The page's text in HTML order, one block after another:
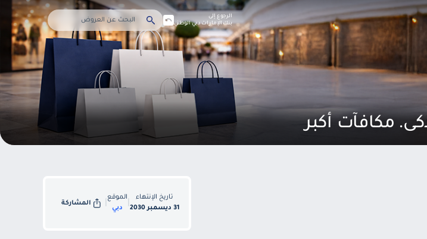
مكافآت أكبر
الرجوع إلى
بنك الإمارات دبي الوطني
تاريخ الإنتهاء
31 ديسمبر 2030
الموقع
دبي
المشاركة